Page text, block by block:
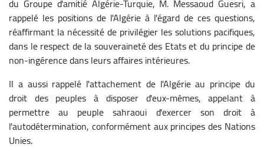
rappelé les positions de l'Algérie à l'égard de ces questions,
réaffirmant la nécessité de privilégier les solutions pacifiques,
dans le respect de la souveraineté des Etats et du principe de
non-ingérence dans leurs affaires intérieures.
Il a aussi rappelé l'attachement de l'Algérie au principe du
droit des peuples à disposer d'eux-mêmes, appelant à
permettre au peuple sahraoui d'exercer son droit à
l'autodétermination, conformément aux principes des Nations
Unies.